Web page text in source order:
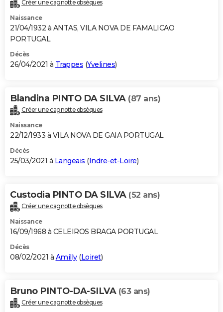
Créer une cagnotte obsèques
Naissance
21/04/1932 à ANTAS, VILA NOVA DE FAMALICAO
PORTUGAL
Décès
26/04/2021 à Trappes (Yvelines)
Blandina PINTO DA SILVA (87 ans)
Créer une cagnotte obsèques
Naissance
22/12/1933 à VILA NOVA DE GAIA PORTUGAL
Décès
25/03/2021 à Langeais (Indre-et-Loire)
Custodia PINTO DA SILVA (52 ans)
Créer une cagnotte obsèques
Naissance
16/09/1968 à CELEIROS BRAGA PORTUGAL
Décès
08/02/2021 à Amilly(Loiret)
Bruno PINTO-DA-SILVA (63 ans)
Créer une cagnotte obsèques